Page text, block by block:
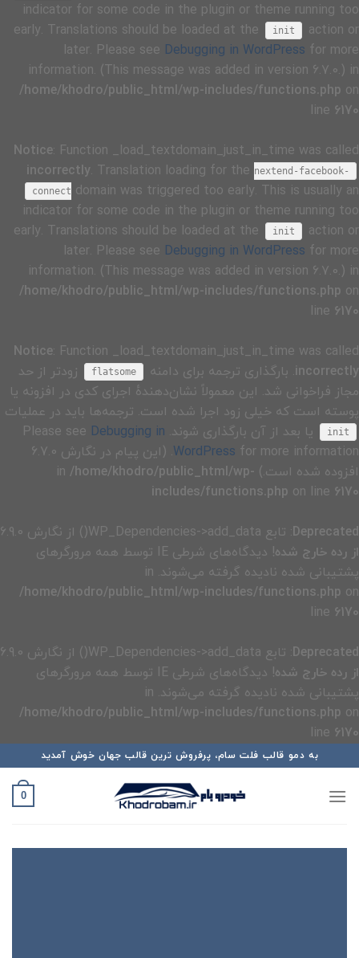
indicator for some code in the plugin or theme running too
early. Translations should be loaded at the
init
action or
later. Please see Debugging in WordPress for more
information. (This message was added in version 6.7.0.) in
/home/khodro/public_html/wp-includes/functions.php on
line 6170
Notice: Function _load_textdomain_just_in_time was called
incorrectly. Translation loading for the nextend-facebook-
connect domain was triggered too early. This is usually an
indicator for some code in the plugin or theme running too
early. Translations should be loaded at the
init
action or
later. Please see Debugging in WordPress for more
information. (This message was added in version 6.7.0.) in
/home/khodro/public_html/wp-includes/functions.php on
line 6170
Notice: Function _load_textdomain_just_in_time was called
incorrectly. بارگذاری ترجمه برای دامنه flatsome
زودتر از حد
مجاز فراخوانی شد. این معمولاً نشان‌دهندهٔ اجرای کدی در افزونه یا
پوسته است که خیلی زود اجرا شده است. ترجمه‌ها باید در عملیات
init یا بعد از آن بارگذاری شوند. Please see Debugging in
WordPress
for more information. (این پیام در نگارش 6.7.0
افزوده شده است.) in /home/khodro/public_html/wp-
includes/functions.php on line 6170
Deprecated: تابع WP_Dependencies->add_data() از نگارش 6.9.0
از رده خارج شده
! دیدگاه‌های شرطی IE توسط همه مرورگرهای
پشتیبانی شده نادیده گرفته می‌شوند. in
/home/khodro/public_html/wp-includes/functions.php on
line 6170
Deprecated: تابع WP_Dependencies->add_data() از نگارش 6.9.0
از رده خارج شده
! دیدگاه‌های شرطی IE توسط همه مرورگرهای
پشتیبانی شده نادیده گرفته می‌شوند. in
/home/khodro/public_html/wp-includes/functions.php on
line 6170
به
محتوا
به دمو قالب فلت سام، پرفروش ترین قالب جهان خوش آمدید
0